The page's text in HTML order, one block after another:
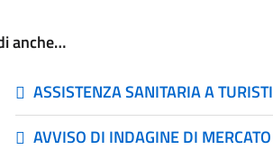
anche…
ASSISTENZA SANITARIA A TURISTI
AVVISO DI INDAGINE DI MERCATO